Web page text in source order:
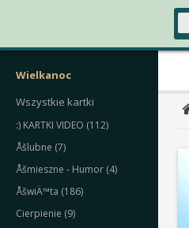
Wielkanoc
Wszystkie kartki
:) KARTKI VIDEO (112)
Åšlubne (7)
Åšmieszne - Humor (4)
ÅšwiÄ™ta (186)
Cierpienie (9)